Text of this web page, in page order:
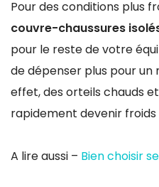
Pour des conditions plus
couvre-chaussures
pour le reste de votre
de dépenser plus pour un
effet, des orteils chauds
rapidement devenir froids
A lire aussi – Bien choisir